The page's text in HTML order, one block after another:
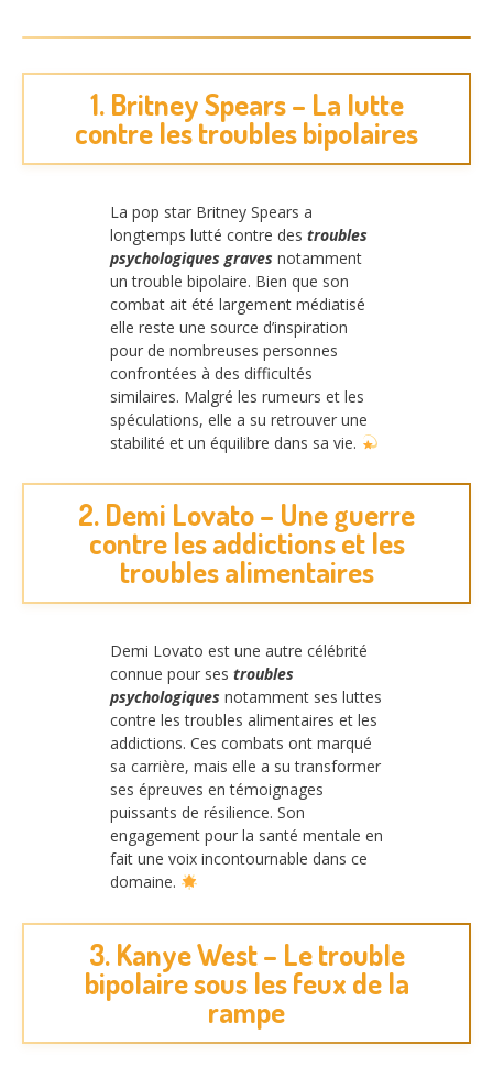
1. Britney Spears – La lutte
contre les troubles bipolaires
La pop star Britney Spears a
longtemps lutté contre des troubles
psychologiques graves notamment
un trouble bipolaire. Bien que son
combat ait été largement médiatisé
elle reste une source d’inspiration
pour de nombreuses personnes
confrontées à des difficultés
similaires. Malgré les rumeurs et les
spéculations, elle a su retrouver une
stabilité et un équilibre dans sa vie.
2. Demi Lovato – Une guerre
contre les addictions et les
troubles alimentaires
Demi Lovato est une autre célébrité
connue pour ses troubles
psychologiques notamment ses luttes
contre les troubles alimentaires et les
addictions. Ces combats ont marqué
sa carrière, mais elle a su transformer
ses épreuves en témoignages
puissants de résilience. Son
engagement pour la santé mentale en
fait une voix incontournable dans ce
domaine.
3. Kanye West – Le trouble
bipolaire sous les feux de la
rampe